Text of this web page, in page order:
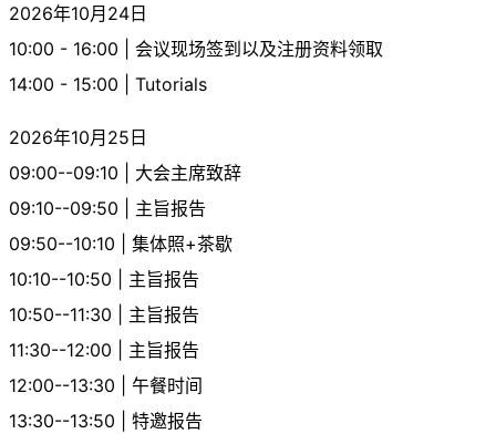
2026年10月24日
10:00 - 16:00 | 会议现场签到以及注册资料领取
14:00 - 15:00 | Tutorials
2026年10月25日
09:00--09:10 | 大会主席致辞
09:10--09:50 | 主旨报告
09:50--10:10 | 集体照+茶歇
10:10--10:50 | 主旨报告
10:50--11:30 | 主旨报告
11:30--12:00 | 主旨报告
12:00--13:30 | 午餐时间
13:30--13:50 | 特邀报告